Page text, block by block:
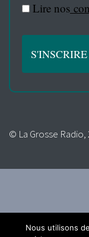
Lire nos
© La Grosse Radio,
Nous utilisons